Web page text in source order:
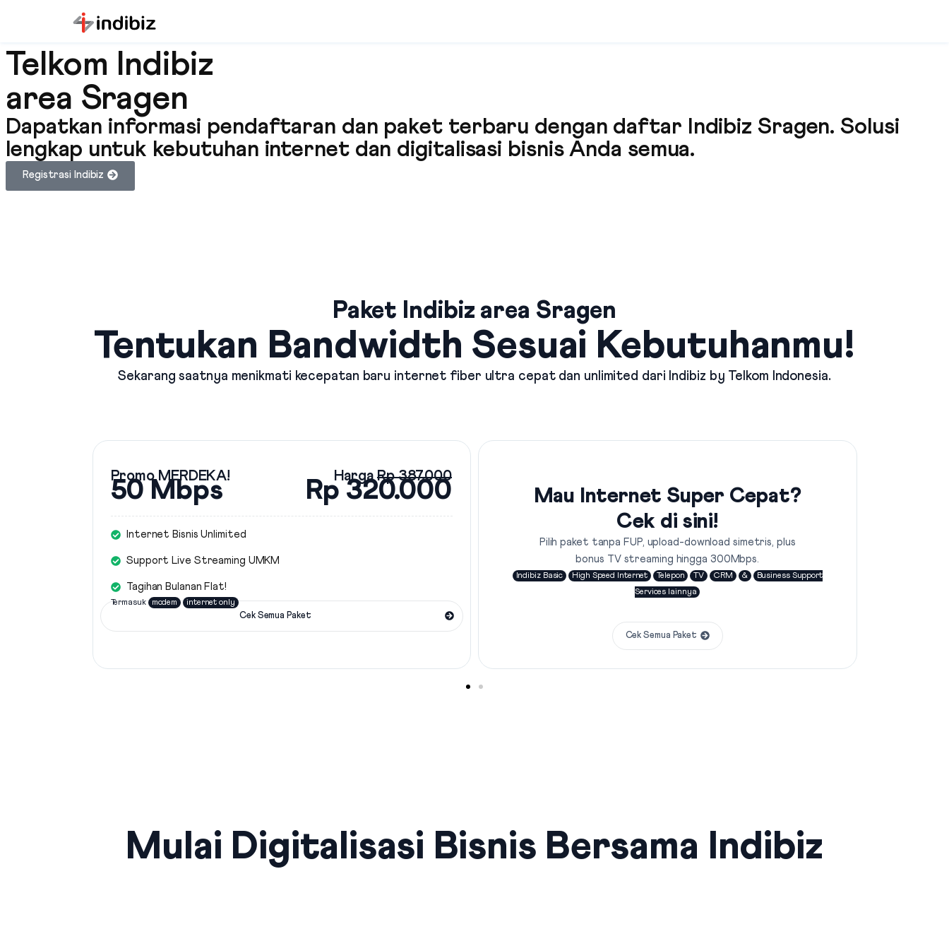
Telkom Indibiz
area Sragen
Dapatkan informasi pendaftaran dan paket terbaru dengan daftar Indibiz Sragen. Solusi
lengkap untuk kebutuhan internet dan digitalisasi bisnis Anda semua.
Registrasi Indibiz
Paket Indibiz area Sragen
Tentukan Bandwidth Sesuai Kebutuhanmu!
Sekarang saatnya menikmati kecepatan baru internet fiber ultra cepat dan unlimited dari Indibiz by Telkom Indonesia.
Promo MERDEKA!
50 Mbps
HargaRp 387.000
Rp 320.000
Internet Bisnis Unlimited
Support Live Streaming UMKM
Tagihan Bulanan Flat!
Termasuk modem internet only
Cek Semua Paket
Mau Internet Super Cepat?
Cek di sini!
Pilih paket tanpa FUP, upload-download simetris, plus
bonus TV streaming hingga 300Mbps.
Indibiz Basic High Speed Internet Telepon TV CRM &
Business Support
Services lainnya
Cek Semua Paket
Mulai Digitalisasi Bisnis Bersama Indibiz